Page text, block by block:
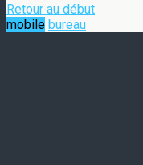
Retour au début
mobile bureau